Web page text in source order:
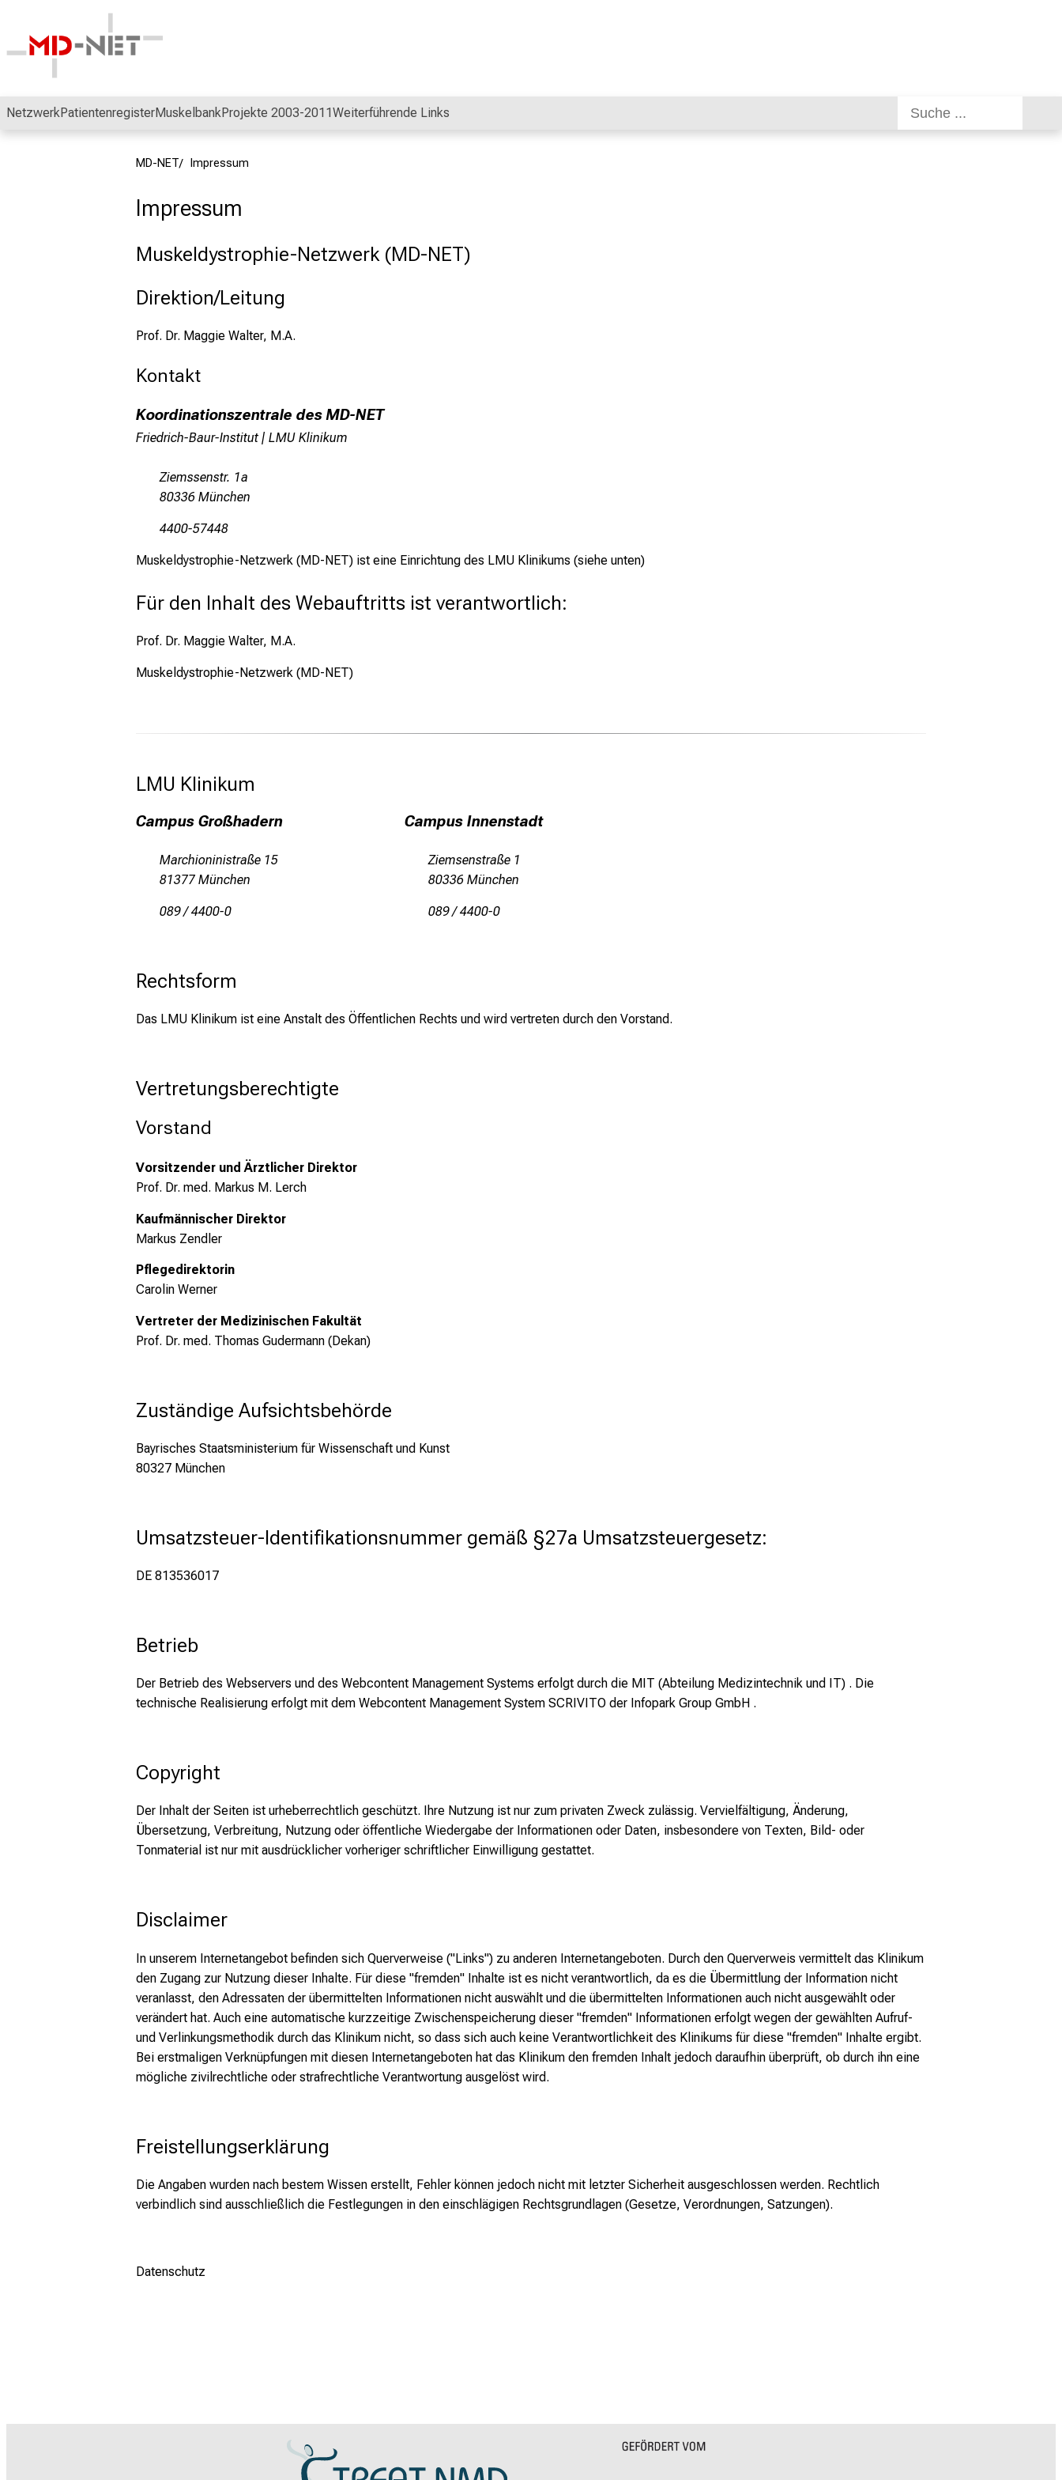
NetzwerkPatientenregisterMuskelbankProjekte 2003-2011Weiterführende Links
MD-NET Impressum
Impressum
Muskeldystrophie-Netzwerk (MD-NET)
Direktion/Leitung
Prof. Dr. Maggie Walter, M.A.
Kontakt
Koordinationszentrale des MD-NET
Friedrich-Baur-Institut | LMU Klinikum
Ziemssenstr. 1a
80336 München
4400-57448
Muskeldystrophie-Netzwerk (MD-NET) ist eine Einrichtung des LMU Klinikums (siehe unten)
Für den Inhalt des Webauftritts ist verantwortlich:
Prof. Dr. Maggie Walter, M.A.
Muskeldystrophie-Netzwerk (MD-NET)
LMU Klinikum
Campus Großhadern
Marchioninistraße 15
81377 München
089 / 4400-0
Campus Innenstadt
Ziemsenstraße 1
80336 München
089 / 4400-0
Rechtsform
Das LMU Klinikum ist eine Anstalt des Öffentlichen Rechts und wird vertreten durch den Vorstand.
Vertretungsberechtigte
Vorstand
Vorsitzender und Ärztlicher Direktor
Prof. Dr. med. Markus M. Lerch
Kaufmännischer Direktor
Markus Zendler
Pflegedirektorin
Carolin Werner
Vertreter der Medizinischen Fakultät
Prof. Dr. med. Thomas Gudermann (Dekan)
Zuständige Aufsichtsbehörde
Bayrisches Staatsministerium für Wissenschaft und Kunst
80327 München
Umsatzsteuer-Identifikationsnummer gemäß §27a Umsatzsteuergesetz:
DE 813536017
Betrieb
Der Betrieb des Webservers und des Webcontent Management Systems erfolgt durch die MIT (Abteilung Medizintechnik und IT) . Die
technische Realisierung erfolgt mit dem Webcontent Management System SCRIVITO der Infopark Group GmbH .
Copyright
Der Inhalt der Seiten ist urheberrechtlich geschützt. Ihre Nutzung ist nur zum privaten Zweck zulässig. Vervielfältigung, Änderung,
Übersetzung, Verbreitung, Nutzung oder öffentliche Wiedergabe der Informationen oder Daten, insbesondere von Texten, Bild- oder
Tonmaterial ist nur mit ausdrücklicher vorheriger schriftlicher Einwilligung gestattet.
Disclaimer
In unserem Internetangebot befinden sich Querverweise ("Links") zu anderen Internetangeboten. Durch den Querverweis vermittelt das Klinikum
den Zugang zur Nutzung dieser Inhalte. Für diese "fremden" Inhalte ist es nicht verantwortlich, da es die Übermittlung der Information nicht
veranlasst, den Adressaten der übermittelten Informationen nicht auswählt und die übermittelten Informationen auch nicht ausgewählt oder
verändert hat. Auch eine automatische kurzzeitige Zwischenspeicherung dieser "fremden" Informationen erfolgt wegen der gewählten Aufruf-
und Verlinkungsmethodik durch das Klinikum nicht, so dass sich auch keine Verantwortlichkeit des Klinikums für diese "fremden" Inhalte ergibt.
Bei erstmaligen Verknüpfungen mit diesen Internetangeboten hat das Klinikum den fremden Inhalt jedoch daraufhin überprüft, ob durch ihn eine
mögliche zivilrechtliche oder strafrechtliche Verantwortung ausgelöst wird.
Freistellungserklärung
Die Angaben wurden nach bestem Wissen erstellt, Fehler können jedoch nicht mit letzter Sicherheit ausgeschlossen werden. Rechtlich
verbindlich sind ausschließlich die Festlegungen in den einschlägigen Rechtsgrundlagen (Gesetze, Verordnungen, Satzungen).
Datenschutz